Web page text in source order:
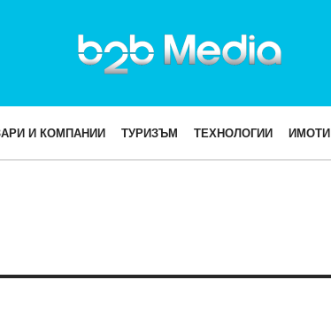
И КОМПАНИИ ТУРИЗЪМ ТЕХНОЛОГИИ ИМОТИ